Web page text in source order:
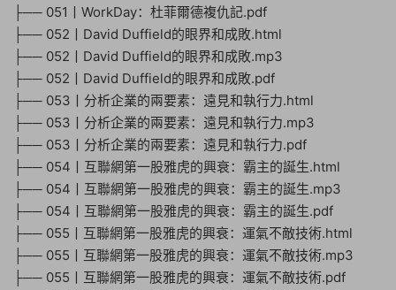
├── 051丨WorkDay：杜菲爾德複仇記.pdf
├── 052丨David Duffield的眼界和成敗.html
├── 052丨David Duffield的眼界和成敗.mp3
├── 052丨David Duffield的眼界和成敗.pdf
├── 053丨分析企業的兩要素：遠見和執行力.html
├── 053丨分析企業的兩要素：遠見和執行力.mp3
├── 053丨分析企業的兩要素：遠見和執行力.pdf
├── 054丨互聯網第一股雅虎的興衰：霸主的誕生.html
├── 054丨互聯網第一股雅虎的興衰：霸主的誕生.mp3
├── 054丨互聯網第一股雅虎的興衰：霸主的誕生.pdf
├── 055丨互聯網第一股雅虎的興衰：運氣不敵技術.html
├── 055丨互聯網第一股雅虎的興衰：運氣不敵技術.mp3
├── 055丨互聯網第一股雅虎的興衰：運氣不敵技術.pdf